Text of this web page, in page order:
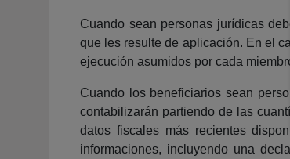
Cuando sean personas jurídicas
que les resulte de aplicación. En el
ejecución asumidos por cada
Cuando los beneficiarios sean
contabilizarán partiendo de las
datos fiscales más recientes
informaciones, incluyendo una